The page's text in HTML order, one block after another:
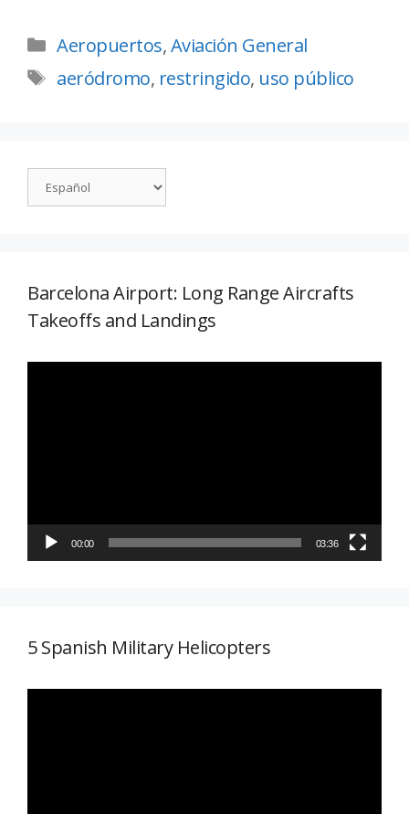
Aeropuertos,Aviación General
aeródromo, restringido, uso público
Barcelona Airport: Long Range Aircrafts
Takeoffs and Landings
00:00 03:36
5 Spanish Military Helicopters